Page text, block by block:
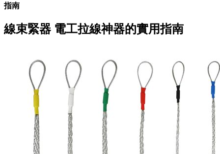
指南
線束緊器 電工拉線神器的實用指南